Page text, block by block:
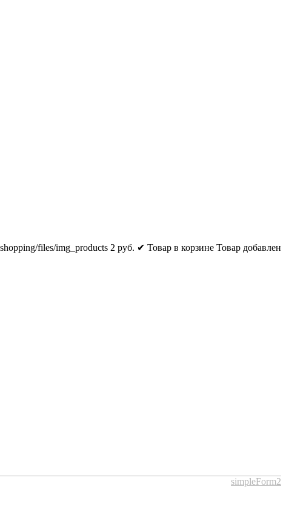
files/img_products 2 руб. ✔ Товар в корзине Товар добавлен
simpleForm2